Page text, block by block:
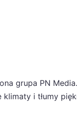
grupa PN
i tłumy